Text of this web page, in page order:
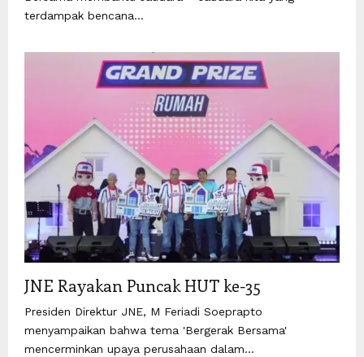
terdampak bencana...
JNE Rayakan Puncak HUT ke-35
Presiden Direktur JNE, M Feriadi Soeprapto
menyampaikan bahwa tema 'Bergerak Bersama'
mencerminkan upaya perusahaan dalam...